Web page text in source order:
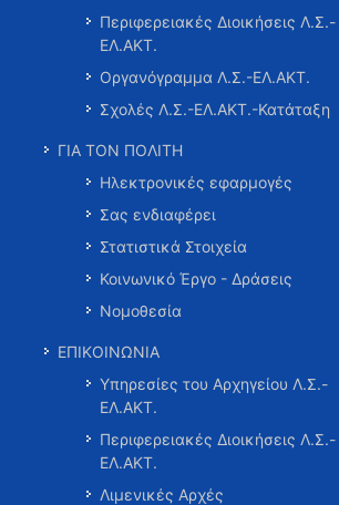
Περιφερειακές Διοικήσεις Λ.Σ.-
ΕΛ.ΑΚΤ.
Οργανόγραμμα Λ.Σ.-ΕΛ.ΑΚΤ.
Σχολές Λ.Σ.-ΕΛ.ΑΚΤ.-Κατάταξη
ΓΙΑ ΤΟΝ ΠΟΛΙΤΗ
Ηλεκτρονικές εφαρμογές
Σας ενδιαφέρει
Στατιστικά Στοιχεία
Κοινωνικό Έργο - Δράσεις
Νομοθεσία
ΕΠΙΚΟΙΝΩΝΙΑ
Υπηρεσίες του Αρχηγείου Λ.Σ.-
ΕΛ.ΑΚΤ.
Περιφερειακές Διοικήσεις Λ.Σ.-
ΕΛ.ΑΚΤ.
Λιμενικές Αρχές